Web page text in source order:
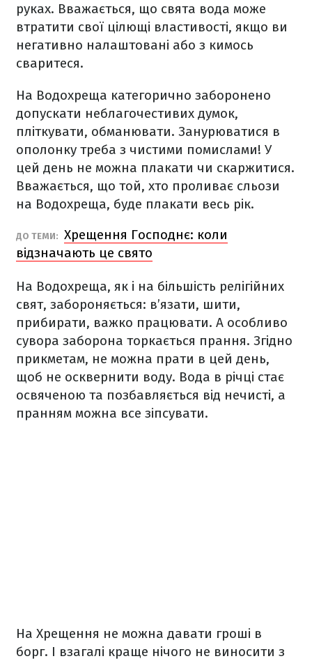
руках. Вважається, що свята вода може
втратити свої цілющі властивості, якщо ви
негативно налаштовані або з кимось
сваритеся.
На Водохреща категорично заборонено
допускати неблагочестивих думок,
пліткувати, обманювати. Занурюватися в
ополонку треба з чистими помислами! У
цей день не можна плакати чи скаржитися.
Вважається, що той, хто проливає сльози
на Водохреща, буде плакати весь рік.
ДО ТЕМИ: Хрещення Господнє: коли
відзначають це свято
На Водохреща, як і на більшість релігійних
свят, забороняється: в’язати, шити,
прибирати, важко працювати. А особливо
сувора заборона торкається прання. Згідно
прикметам, не можна прати в цей день,
щоб не осквернити воду. Вода в річці стає
освяченою та позбавляється від нечисті, а
пранням можна все зіпсувати.
На Хрещення не можна давати гроші в
борг. І взагалі краще нічого не виносити з